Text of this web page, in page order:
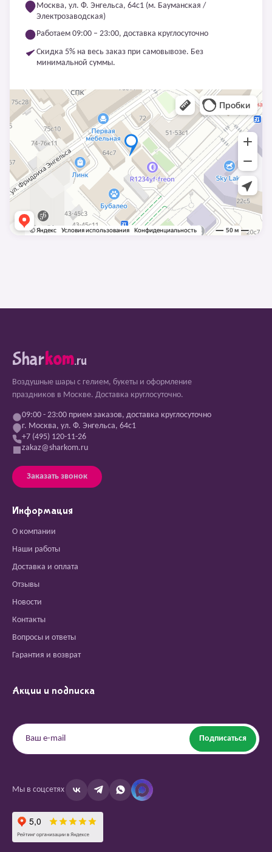
Москва, ул. Ф. Энгельса, 64с1 (м. Бауманская /
Электрозаводская)
Работаем 09:00 – 23:00, доставка круглосуточно
Скидка 5% на весь заказ при самовывозе. Без
минимальной суммы.
Sharkom.ru
Воздушные шары с гелием, букеты и оформление
праздников в Москве. Доставка круглосуточно.
09:00 - 23:00 прием заказов, доставка круглосуточно
г. Москва, ул. Ф. Энгельса, 64с1
+7 (495) 120-11-26
zakaz@sharkom.ru
Заказать звонок
Информация
О компании
Наши работы
Доставка и оплата
Отзывы
Новости
Контакты
Вопросы и ответы
Гарантия и возврат
Акции и подписка
Подписаться
Мы в соцсетях